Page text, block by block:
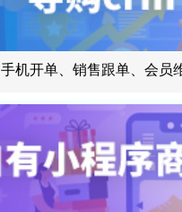
手机开单、销售跟单、会员